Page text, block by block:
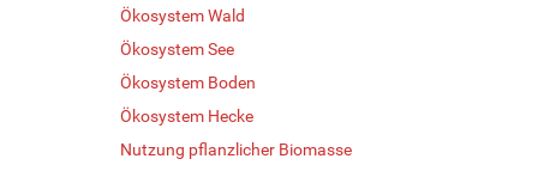
Ökosystem Wald
Ökosystem See
Ökosystem Boden
Ökosystem Hecke
Nutzung pflanzlicher Biomasse